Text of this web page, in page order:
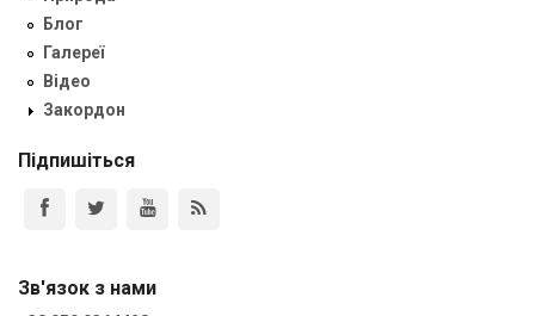
Блог
Галереї
Відео
Закордон
Підпишіться
Зв'язок з нами